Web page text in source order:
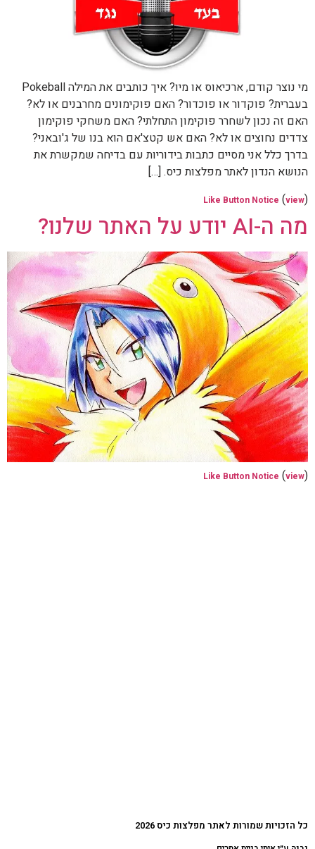
מי נוצר קודם, ארכיאוס או מיו? איך כותבים את המילה Pokeball
בעברית? פוקדור או פוכדור? האם פוקימונים מחרבנים או לא?
האם זה נכון לשחרר פוקימון התחלתי? האם משחקי פוקימון
צדדים נחוצים או לא? האם אש קטצ'אם הוא בנו של ג'ובאני?
בדרך כלל אני מסיים כתבות בידוריות עם בדיחה שמקשרת את
הנושא הנדון לאתר מפלצות כיס. […]
Like Button Notice (view)
מה ה-AI יודע על האתר שלנו?
Like Button Notice (view)
כל הזכויות שמורות לאתר מפלצות כיס 2026